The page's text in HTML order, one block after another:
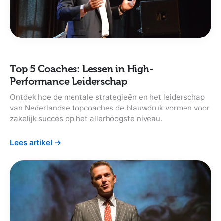
Top 5 Coaches: Lessen in High-
Performance Leiderschap
Ontdek hoe de mentale strategieën en het leiderschap
van Nederlandse topcoaches de blauwdruk vormen voor
zakelijk succes op het allerhoogste niveau.
Lees artikel →